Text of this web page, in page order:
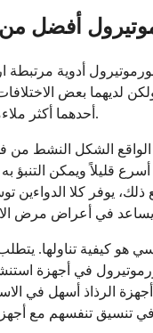
أفضل
أدوية مرتبطة
لديهما بعض
أحدهما أكثر ملاءمة لاحتياجاتك الخاصة.
الشكل النشط من
قليلاً ويمكن
يوفر كلا الدواءين
هو كيفية تناولها.
فورموتيرول في أجهزة
الرذاذ أسهل في